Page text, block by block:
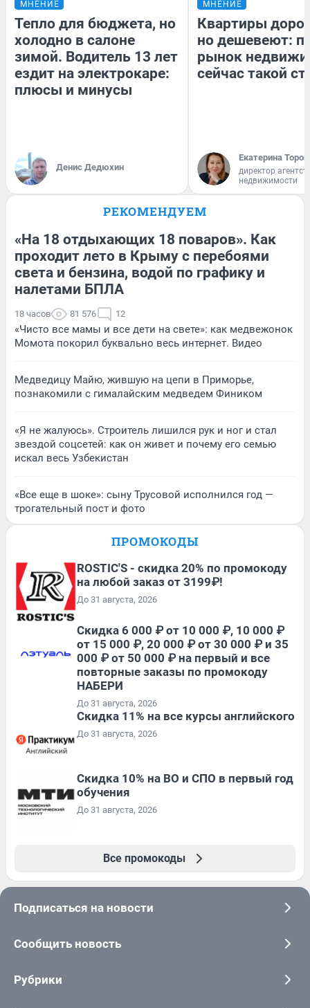
МНЕНИЕ
Тепло для бюджета, но
холодно в салоне
зимой. Водитель 13 лет
ездит на электрокаре:
плюсы и минусы
Денис Дедюхин
МНЕНИЕ
Квартиры
но дешевеют:
рынок
сейчас такой
Екатерина
директор
недвижимости
РЕКОМЕНДУЕМ
«На 18 отдыхающих 18 поваров». Как
проходит лето в Крыму с перебоями
света и бензина, водой по графику и
налетами БПЛА
18 часов 81 576 12
«Чисто все мамы и все дети на свете»: как медвежонок
Момота покорил буквально весь интернет. Видео
Медведицу Майю, жившую на цепи в Приморье,
познакомили с гималайским медведем Фиником
«Я не жалуюсь». Строитель лишился рук и ног и стал
звездой соцсетей: как он живет и почему его семью
искал весь Узбекистан
«Все еще в шоке»: сыну Трусовой исполнился год —
трогательный пост и фото
ПРОМОКОДЫ
ROSTIC'S - скидка 20% по промокоду
на любой заказ от 3199₽!
До 31 августа, 2026
Скидка 6 000 ₽ от 10 000 ₽, 10 000 ₽
от 15 000 ₽, 20 000 ₽ от 30 000 ₽ и 35
000 ₽ от 50 000 ₽ на первый и все
повторные заказы по промокоду
НАБЕРИ
До 31 августа, 2026
Скидка 11% на все курсы английского
До 31 августа, 2026
Скидка 10% на ВО и СПО в первый год
обучения
До 31 августа, 2026
Все промокоды
Подписаться на новости
Сообщить новость
Рубрики